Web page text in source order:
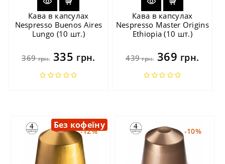
Кава в капсулах
Nespresso Buenos Aires
Lungo (10 шт.)
369грн.335 грн.
Кава в капсулах
Nespresso Master Origins
Ethiopia (10 шт.)
439грн.369 грн.
-12%
Без кофеїну
-10%